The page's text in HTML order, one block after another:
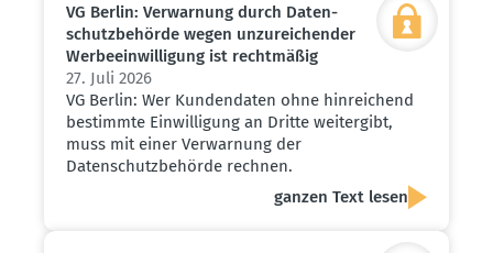
VG Berlin: Verwarnung durch Daten­
schutz­be­hörde wegen unzurei­chender
Werbe­ein­wil­ligung ist recht­mäßig
27. Juli 2026
VG Berlin: Wer Kundendaten ohne hinreichend
bestimmte Einwilligung an Dritte weitergibt,
muss mit einer Verwarnung der
Datenschutzbehörde rechnen.
ganzen Text lesen